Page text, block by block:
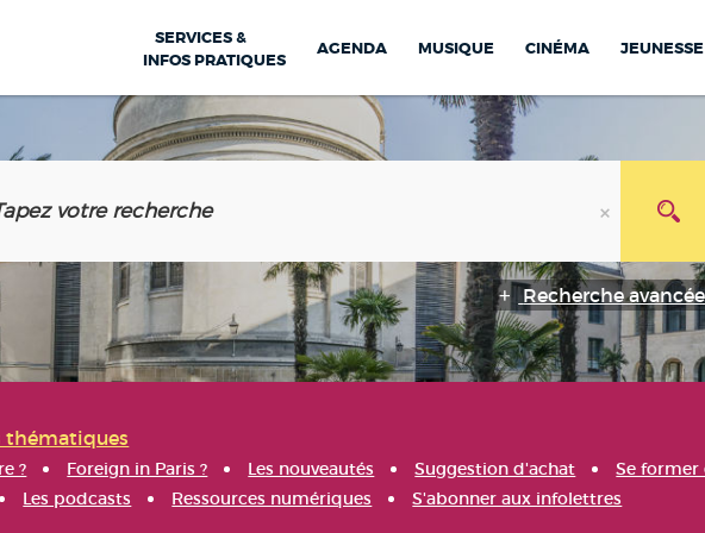
SERVICES &
INFOS PRATIQUES
AGENDA MUSIQUE CINÉMA JEUNESSE
Recherche avancée
thématiques
? Foreign in Paris ? Les nouveautés Suggestion d'achat
Se former
Les podcasts Ressources numériques S'abonner aux infolettres